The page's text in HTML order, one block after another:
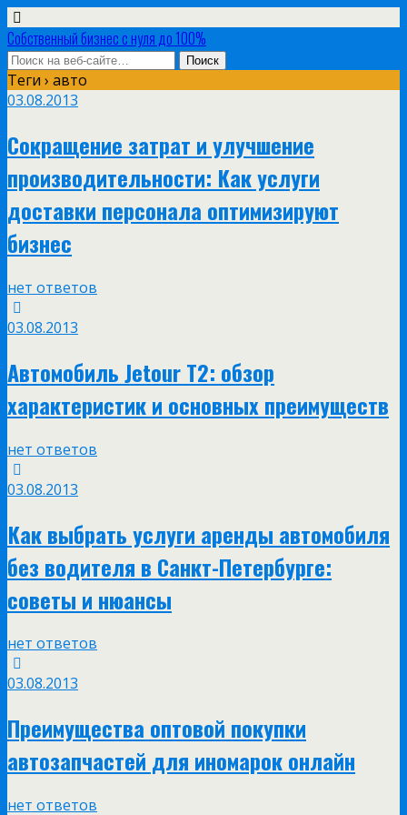
Собственный бизнес с нуля до 100%
Теги › авто
03.08.2013
Сокращение затрат и улучшение
производительности: Как услуги
доставки персонала оптимизируют
бизнес
нет ответов
03.08.2013
Автомобиль Jetour T2: обзор
характеристик и основных преимуществ
нет ответов
03.08.2013
Как выбрать услуги аренды автомобиля
без водителя в Санкт-Петербурге:
советы и нюансы
нет ответов
03.08.2013
Преимущества оптовой покупки
автозапчастей для иномарок онлайн
нет ответов